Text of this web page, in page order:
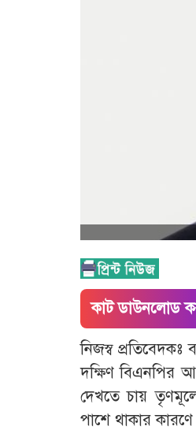
কাট ডাউনলোড
নিজস্ব
দক্ষিণ বিএনপির
দেখতে চায়
পাশে থাকার